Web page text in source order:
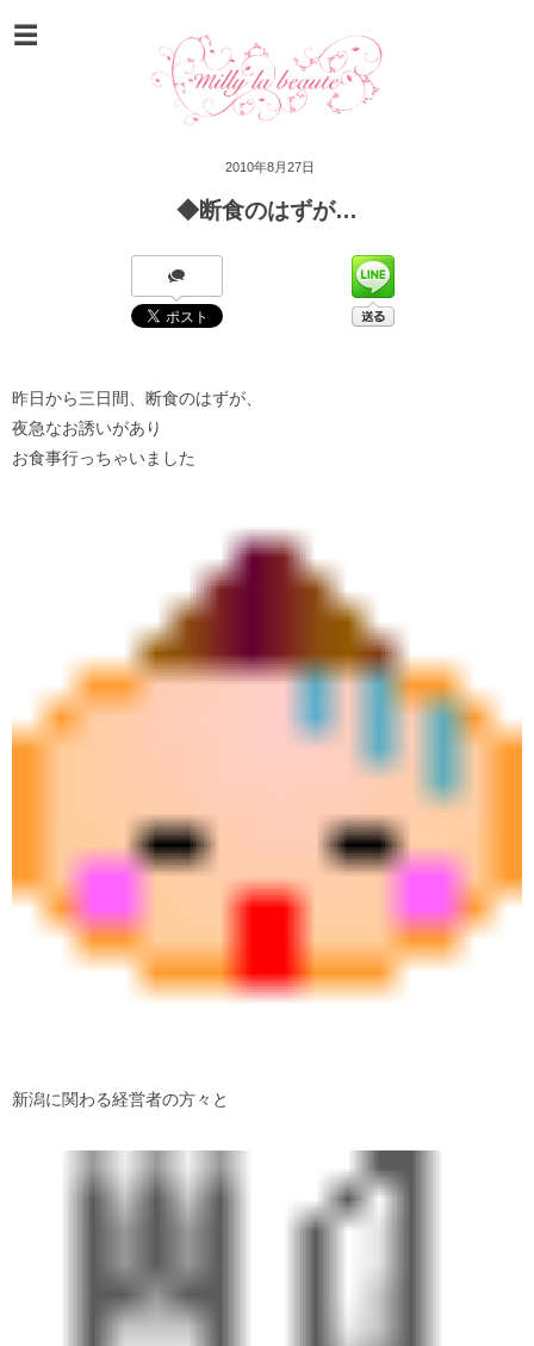
2010年8月27日
◆断食のはずが…
昨日から三日間、断食のはずが、
夜急なお誘いがあり
お食事行っちゃいました
新潟に関わる経営者の方々と